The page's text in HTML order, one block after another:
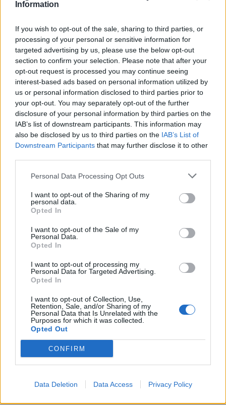
Information
If you wish to opt-out of the sale, sharing to third parties, or
processing of your personal or sensitive information for
targeted advertising by us, please use the below opt-out
section to confirm your selection. Please note that after your
opt-out request is processed you may continue seeing
interest-based ads based on personal information utilized by
us or personal information disclosed to third parties prior to
your opt-out. You may separately opt-out of the further
disclosure of your personal information by third parties on the
IAB’s list of downstream participants. This information may
also be disclosed by us to third parties on the IAB’s List of
Downstream Participants that may further disclose it to other
Personal Data Processing Opt Outs
I want to opt-out of the Sharing of my
personal data.
Opted In
I want to opt-out of the Sale of my
Personal Data.
Opted In
I want to opt-out of processing my
Personal Data for Targeted Advertising.
Opted In
I want to opt-out of Collection, Use,
Retention, Sale, and/or Sharing of my
Personal Data that Is Unrelated with the
Purposes for which it was collected.
Opted Out
CONFIRM
Data Deletion Data Access Privacy Policy
grazie al Fondo Emergenza Ucraina
PIÙ INFORMAZIONI SU
consiglio comunale legnano
guerra ucraina 2022
anna pavan
daniela laffusa canegrate
legnano
magnago
nerviano rescaldina
san vittore olona
villa cortese
LEGGI GLI ALTRI ARTICOLI DI
LEGNANO
Selezioniamo per te
Il meglio di
Iscriviti alla
newsletter
Commenti
Accedioregistratiper commentare questo
L'email è richiesta ma non verrà mostrata ai visitatori. Il contenuto di questo
commento esprime il pensiero dell'autore e non rappresenta la linea editoriale
di VareseNews.it, che rimane autonoma e indipendente. I messaggi inclusi nei
commenti non sono testi giornalistici, ma post inviati dai singoli lettori che